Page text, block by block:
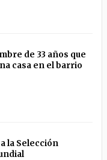
de 33 años que
casa en el barrio
la Selección